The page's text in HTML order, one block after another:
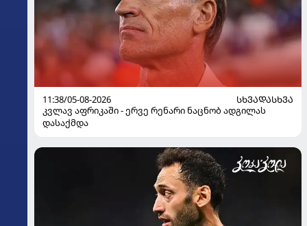
11:38/05-08-2026
ᲡᲮᲕᲐᲓᲐᲡᲮᲕᲐ
კვლავ აფრიკაში - ერვე რენარი ნაცნობ ადგილას
დასაქმდა